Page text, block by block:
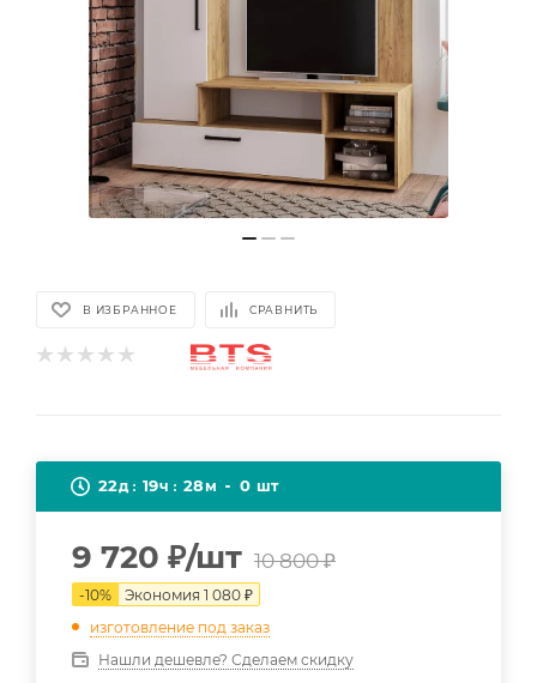
В ИЗБРАННОЕ СРАВНИТЬ
22д 19ч 28м 0 шт
9 720 ₽/шт 10 800₽
-10% Экономия 1 080 ₽
изготовление под заказ
Нашли дешевле? Сделаем скидку